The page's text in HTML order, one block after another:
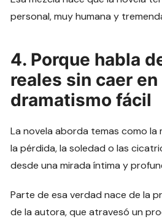
personal, muy humana y
4. Porque habla
reales sin caer en
dramatismo fácil
La novela aborda temas como la
la pérdida, la soledad o las
desde una mirada íntima y
Parte de esa verdad nace de la
de la autora, que atravesó un